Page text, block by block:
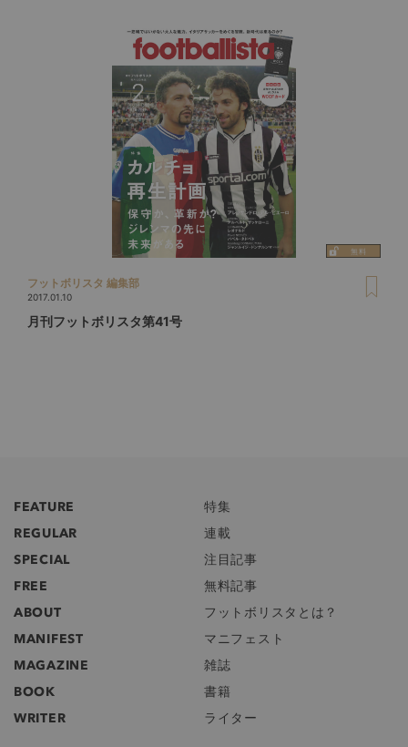
フットボリスタ 編集部
2017.01.10
月刊フットボリスタ第41号
FEATURE
特集
REGULAR
連載
SPECIAL
注目記事
FREE
無料記事
ABOUT
フットボリスタとは？
MANIFEST
マニフェスト
MAGAZINE
雑誌
BOOK
書籍
WRITER
ライター